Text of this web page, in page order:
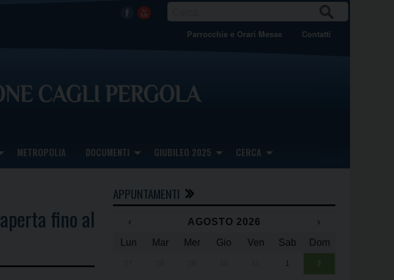
Facebook
Youtube CA
Parrocchie e Orari Messe Contatti
METROPOLIA DOCUMENTI GIUBILEO 2025 CERCA
fino al
APPUNTAMENTI
‹ AGOSTO 2026
›
Lun
Mar Mer Gio Ven Sab Dom
1 2